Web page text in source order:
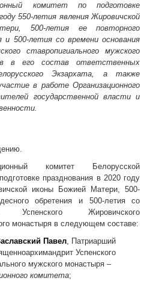
комитет по подготовке
550-летия явления Жировичской
500-летия ее повторного
и 500-летия со времени основания
ставропигиального мужского
в его состав ответственных
Экзархата, а также
в работе Организационного
государственной власти и
комитет Белорусской
празднования в 2020 году
иконы Божией Матери, 500-
обретения и 500-летия со
Успенского Жировичского
монастыря в следующем составе:
Павел, Патриарший
Успенского
мужского монастыря –
комитета;